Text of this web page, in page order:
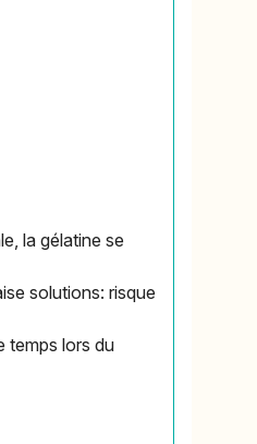
la gélatine se
solutions: risque
temps lors du